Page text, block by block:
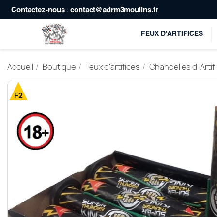
Contactez-nous : contact@adrm3moulins.fr
FEUX D'ARTIFICES
Accueil Boutique Feux d'artifices Chandelles d'
-1,00 €